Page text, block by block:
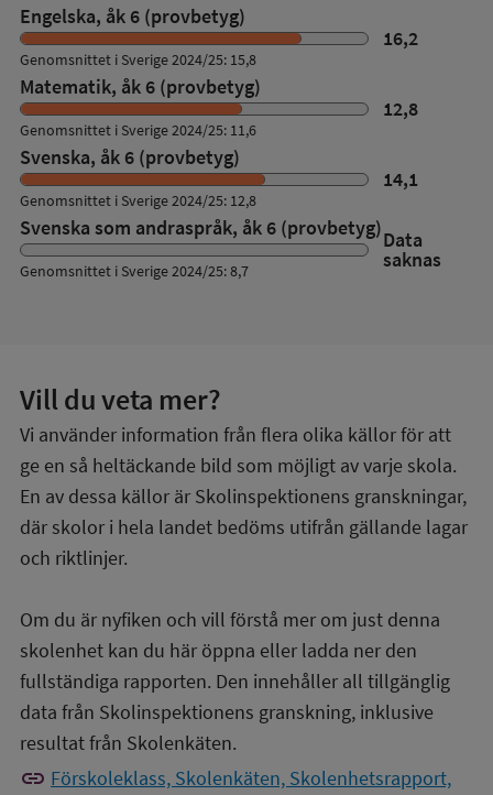
Engelska, åk 6 (provbetyg)
16,2
Genomsnittet i Sverige 2024/25: 15,8
Matematik, åk 6 (provbetyg)
12,8
Genomsnittet i Sverige 2024/25: 11,6
Svenska, åk 6 (provbetyg)
14,1
Genomsnittet i Sverige 2024/25: 12,8
Svenska som andraspråk, åk 6 (provbetyg)Data
saknas
Genomsnittet i Sverige 2024/25: 8,7
Vill du veta mer?
Vi använder information från flera olika källor för att
ge en så heltäckande bild som möjligt av varje skola.
En av dessa källor är Skolinspektionens granskningar,
där skolor i hela landet bedöms utifrån gällande lagar
och riktlinjer.
Om du är nyfiken och vill förstå mer om just denna
skolenhet kan du här öppna eller ladda ner den
fullständiga rapporten. Den innehåller all tillgänglig
data från Skolinspektionens granskning, inklusive
resultat från Skolenkäten.
link Förskoleklass, Skolenkäten, Skolenhetsrapport,